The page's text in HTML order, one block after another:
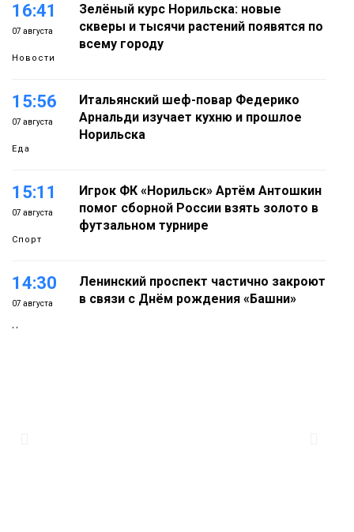
16:41
07 августа
Новости
Зелёный курс Норильска: новые
скверы и тысячи растений появятся по
всему городу
15:56
07 августа
Еда
Итальянский шеф-повар Федерико
Арнальди изучает кухню и прошлое
Норильска
15:11
07 августа
Спорт
Игрок ФК «Норильск» Артём Антошкин
помог сборной России взять золото в
футзальном турнире
14:30
07 августа
Новости
Ленинский проспект частично закроют
в связи с Днём рождения «Башни»